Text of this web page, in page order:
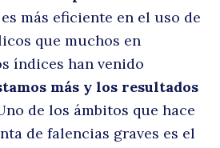
más eficiente en el uso de
que muchos en
índices han venido
más y los resultados
de los ámbitos que hace
de falencias graves es el